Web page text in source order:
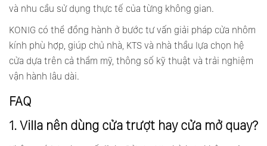
và nhu cầu sử dụng thực tế của từng không gian.
KONIG có thể đồng hành ở bước tư vấn giải pháp cửa nhôm
kính phù hợp, giúp chủ nhà, KTS và nhà thầu lựa chọn hệ
cửa dựa trên cả thẩm mỹ, thông số kỹ thuật và trải nghiệm
vận hành lâu dài.
FAQ
1. Villa nên dùng cửa trượt hay cửa mở quay?